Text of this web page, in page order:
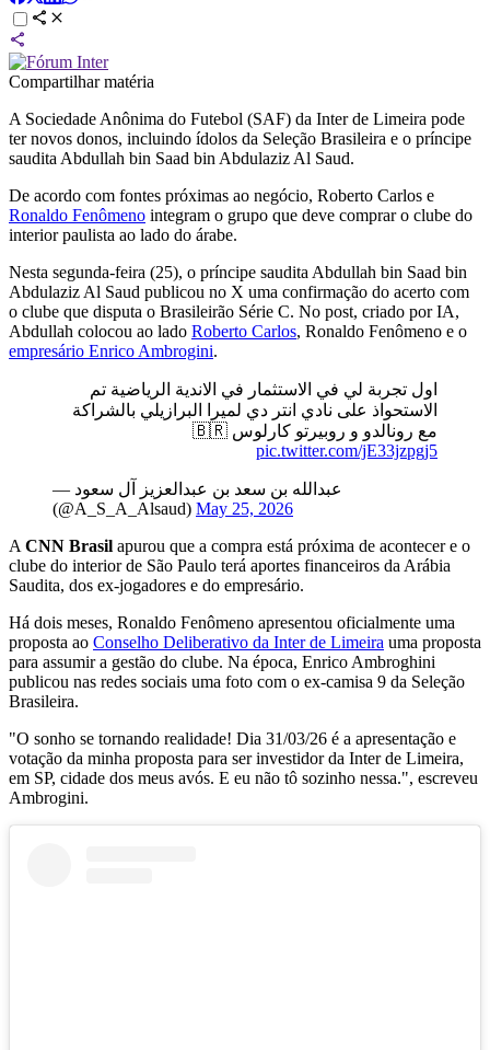
Compartilhar matéria
A Sociedade Anônima do Futebol (SAF) da Inter de Limeira pode
ter novos donos, incluindo ídolos da Seleção Brasileira e o príncipe
saudita Abdullah bin Saad bin Abdulaziz Al Saud.
De acordo com fontes próximas ao negócio, Roberto Carlos e
Ronaldo Fenômeno integram o grupo que deve comprar o clube do
interior paulista ao lado do árabe.
Nesta segunda-feira (25), o príncipe saudita Abdullah bin Saad bin
Abdulaziz Al Saud publicou no X uma confirmação do acerto com
o clube que disputa o Brasileirão Série C. No post, criado por IA,
Abdullah colocou ao lado Roberto Carlos, Ronaldo Fenômeno e o
empresário Enrico Ambrogini.
اول تجربة لي في الاستثمار في الاندية الرياضية تم
الاستحواذ على نادي انتر دي لميرا البرازيلي بالشراكة
مع رونالدو و روبيرتو كارلوس 🇧🇷
pic.twitter.com/jE33jzpgj5
— عبدالله بن سعد بن عبدالعزيز آل سعود
(@A_S_A_Alsaud) May 25, 2026
A CNN Brasil apurou que a compra está próxima de acontecer e o
clube do interior de São Paulo terá aportes financeiros da Arábia
Saudita, dos ex-jogadores e do empresário.
Há dois meses, Ronaldo Fenômeno apresentou oficialmente uma
proposta ao Conselho Deliberativo da Inter de Limeira uma proposta
para assumir a gestão do clube. Na época, Enrico Ambroghini
publicou nas redes sociais uma foto com o ex-camisa 9 da Seleção
Brasileira.
"O sonho se tornando realidade! Dia 31/03/26 é a apresentação e
votação da minha proposta para ser investidor da Inter de Limeira,
em SP, cidade dos meus avós. E eu não tô sozinho nessa.", escreveu
Ambrogini.